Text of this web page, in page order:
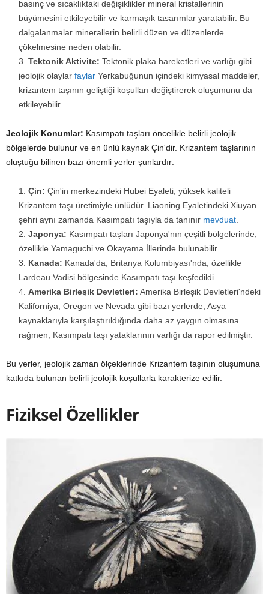
basınç ve sıcaklıktaki değişiklikler mineral kristallerinin
büyümesini etkileyebilir ve karmaşık tasarımlar yaratabilir. Bu
dalgalanmalar minerallerin belirli düzen ve düzenlerde
çökelmesine neden olabilir.
Tektonik Aktivite: Tektonik plaka hareketleri ve varlığı gibi
jeolojik olaylar faylar Yerkabuğunun içindeki kimyasal maddeler,
krizantem taşının geliştiği koşulları değiştirerek oluşumunu da
etkileyebilir.
Jeolojik Konumlar: Kasımpatı taşları öncelikle belirli jeolojik
bölgelerde bulunur ve en ünlü kaynak Çin'dir. Krizantem taşlarının
oluştuğu bilinen bazı önemli yerler şunlardır:
Çin: Çin'in merkezindeki Hubei Eyaleti, yüksek kaliteli
Krizantem taşı üretimiyle ünlüdür. Liaoning Eyaletindeki Xiuyan
şehri aynı zamanda Kasımpatı taşıyla da tanınır mevduat
Japonya: Kasımpatı taşları Japonya'nın çeşitli bölgelerinde,
özellikle Yamaguchi ve Okayama İllerinde bulunabilir.
Kanada: Kanada'da, Britanya Kolumbiyası'nda, özellikle
Lardeau Vadisi bölgesinde Kasımpatı taşı keşfedildi.
Amerika Birleşik Devletleri: Amerika Birleşik Devletleri'ndeki
Kaliforniya, Oregon ve Nevada gibi bazı yerlerde, Asya
kaynaklarıyla karşılaştırıldığında daha az yaygın olmasına
rağmen, Kasımpatı taşı yataklarının varlığı da rapor edilmiştir.
Bu yerler, jeolojik zaman ölçeklerinde Krizantem taşının oluşumuna
katkıda bulunan belirli jeolojik koşullarla karakterize edilir.
Fiziksel Özellikler